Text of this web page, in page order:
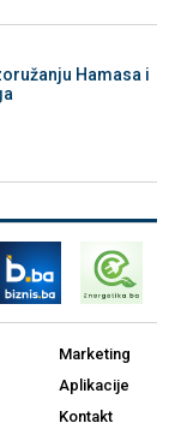
Hamasa i
Marketing
Aplikacije
Kontakt